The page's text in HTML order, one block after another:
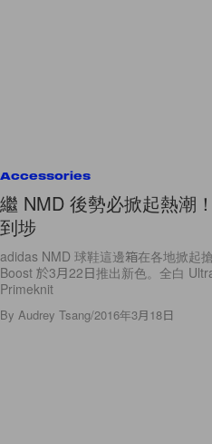
Accessories
繼 NMD 後勢必掀起熱潮
到埗
adidas NMD 球鞋這邊箱在各地掀起
Boost 於3月22日推出新色。全白
Primeknit
By Audrey Tsang/2016年3月18日